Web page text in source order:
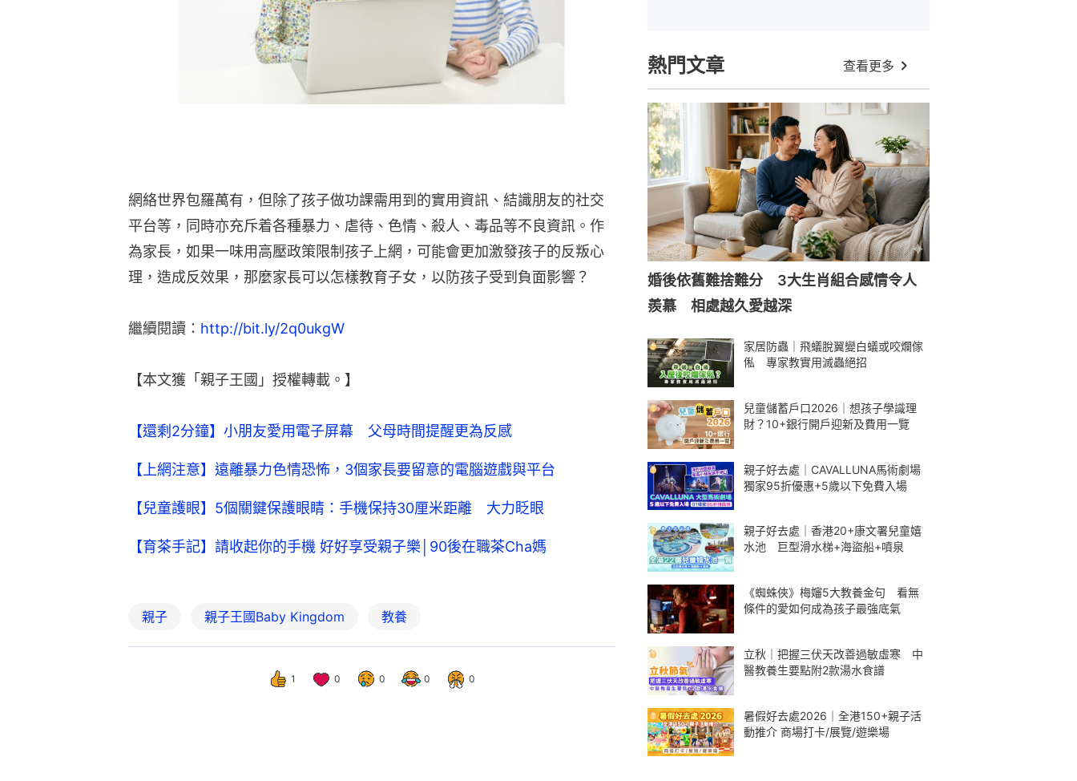
網絡世界包羅萬有，但除了孩子做功課需用到的實用資訊、結識朋友的社交
平台等，同時亦充斥着各種暴力、虐待、色情、殺人、毒品等不良資訊。作
為家長，如果一味用高壓政策限制孩子上網，可能會更加激發孩子的反叛心
理，造成反效果，那麼家長可以怎樣教育子女，以防孩子受到負面影響？
繼續閱讀： http://bit.ly/2q0ukgW
【本文獲「親子王國」授權轉載。】
【還剩2分鐘】小朋友愛用電子屏幕 父母時間提醒更為反感
【上網注意】遠離暴力色情恐怖，3個家長要留意的電腦遊戲與平台
【兒童護眼】5個關鍵保護眼睛：手機保持30厘米距離 大力眨眼
【育茶手記】請收起你的手機 好好享受親子樂│90後在職茶Cha媽
親子 親子王國Baby Kingdom 教養
1 0 0 0 0
熱門文章 查看更多
婚後依舊難捨難分 3大生肖組合感情令人
羨慕 相處越久愛越深
家居防蟲｜飛蟻脫翼變白蟻或咬爛傢
俬 專家教實用滅蟲絕招
兒童儲蓄戶口2026｜想孩子學識理
財？10+銀行開戶迎新及費用一覽
親子好去處｜CAVALLUNA馬術劇場
獨家95折優惠+5歲以下免費入場
親子好去處｜香港20+康文署兒童嬉
水池 巨型滑水梯+海盜船+噴泉
《蜘蛛俠》梅嬸5大教養金句 看無
條件的愛如何成為孩子最強底氣
立秋｜把握三伏天改善過敏虛寒 中
醫教養生要點附2款湯水食譜
暑假好去處2026｜全港150+親子活
動推介 商場打卡/展覽/遊樂場